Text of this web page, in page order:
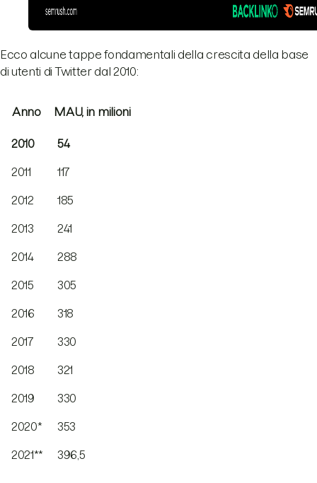
Ecco alcune tappe fondamentali della crescita della base
di utenti di Twitter dal 2010:
Anno MAU, in milioni
2010 54
2011 117
2012 185
2013 241
2014 288
2015 305
2016 318
2017 330
2018 321
2019 330
2020* 353
2021** 396,5